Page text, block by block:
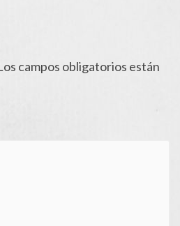
campos obligatorios están